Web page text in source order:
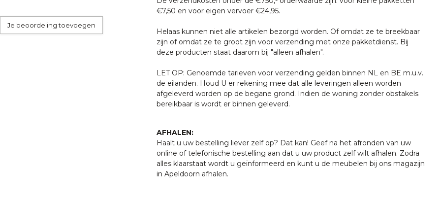
bijtende vloeistoffen en
dit tast de coating aan
Je beoordeling toevoegen
€7,50 en voor eigen vervoer €24,95.
Helaas kunnen niet alle artikelen bezorgd worden. Of omdat ze te breekbaar
zijn of omdat ze te groot zijn voor verzending met onze pakketdienst. Bij
deze producten staat daarom bij "alleen afhalen".
LET OP: Genoemde tarieven voor verzending gelden binnen NL en BE m.u.v.
de eilanden. Houd U er rekening mee dat alle leveringen alleen worden
afgeleverd worden op de begane grond. Indien de woning zonder obstakels
bereikbaar is wordt er binnen geleverd.
AFHALEN:
Haalt u uw bestelling liever zelf op? Dat kan! Geef na het afronden van uw
online of telefonische bestelling aan dat u uw product zelf wilt afhalen. Zodra
alles klaarstaat wordt u geïnformeerd en kunt u de meubelen bij ons magazijn
in Apeldoorn afhalen.